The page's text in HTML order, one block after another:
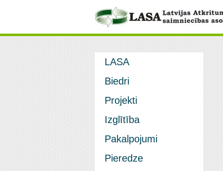
LASA
Biedri
Projekti
Izglītība
Pakalpojumi
Pieredze